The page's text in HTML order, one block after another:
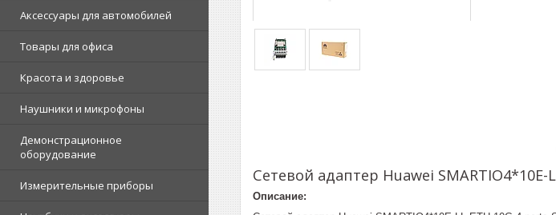
Аксессуары для автомобилей
Товары для офиса
Красота и здоровье
Наушники и микрофоны
Демонстрационное
оборудование
Измерительные приборы
Сетевой адаптер Huawei SMARTIO4*10E-
Описание: